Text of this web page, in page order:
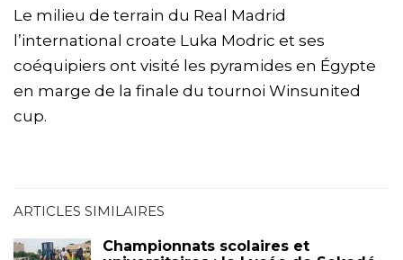
Le milieu de terrain du Real Madrid
l’international croate Luka Modric et ses
coéquipiers ont visité les pyramides en Égypte
en marge de la finale du tournoi Winsunited
cup.
ARTICLES SIMILAIRES
Championnats scolaires et